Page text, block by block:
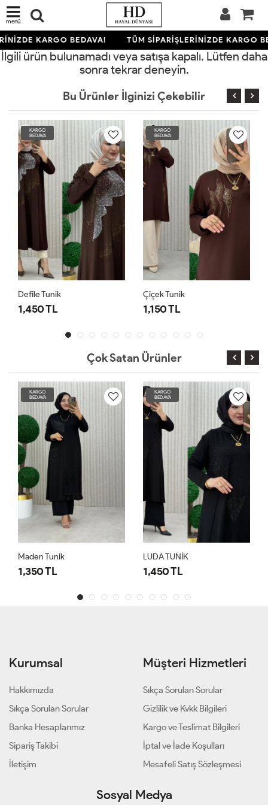
menü
KARGO BEDAVA! TÜM SİPARİŞLERİNİZDE KARGO
İlgili ürün bulunamadı veya satışa kapalı. Lütfen daha
sonra tekrar deneyin.
Bu Ürünler İlginizi Çekebilir
KARGO
BEDAVA
Defile Tunik
1,450 TL
KARGO
BEDAVA
Çiçek Tunik
1,150 TL
Çok Satan Ürünler
KARGO
BEDAVA
Maden Tunik
1,350 TL
KARGO
BEDAVA
LUDA TUNİK
1,450 TL
Kurumsal
Hakkımızda
Sıkça Sorulan Sorular
Banka Hesaplarımız
Sipariş Takibi
İletişim
Müşteri Hizmetleri
Sıkça Sorulan Sorular
Gizlilik ve Kvkk Bilgileri
Kargo ve Teslimat Bilgileri
İptal ve İade Koşulları
Mesafeli Satış Sözleşmesi
Sosyal Medya